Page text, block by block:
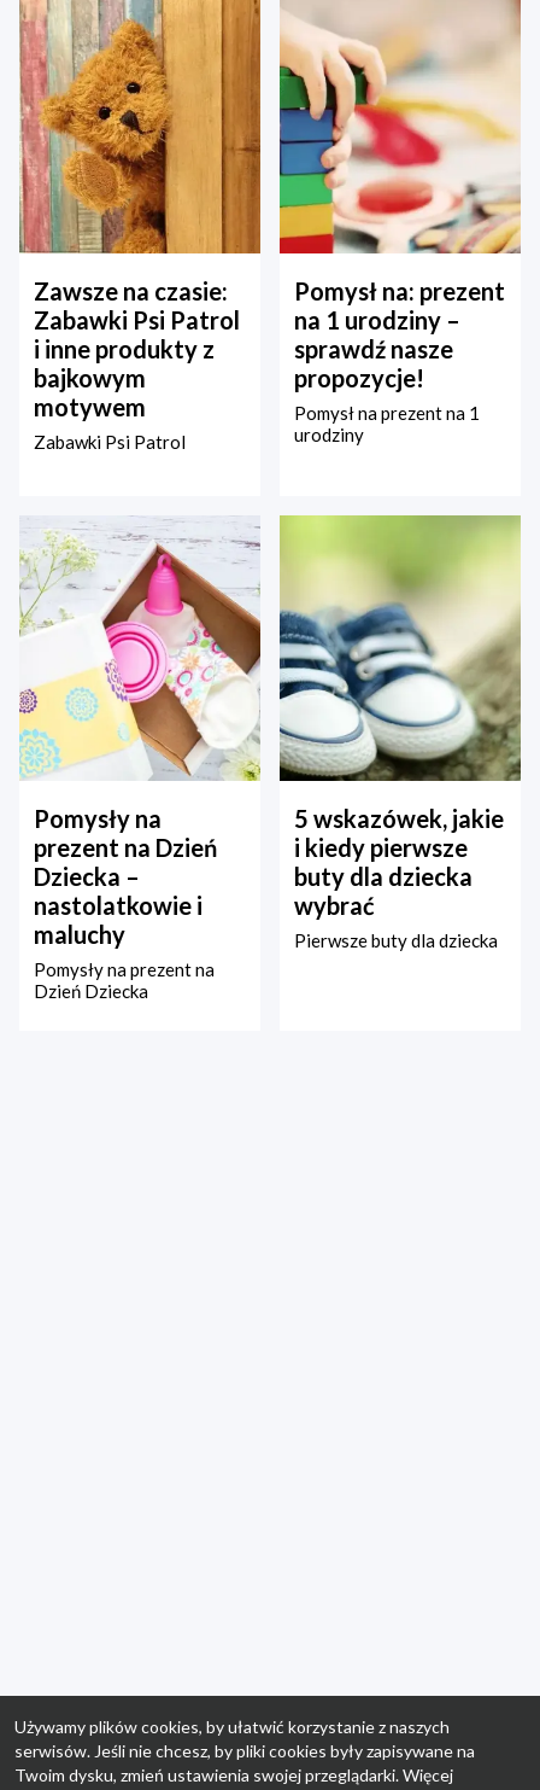
Zawsze na czasie:
Zabawki Psi Patrol
i inne produkty z
bajkowym
motywem
Zabawki Psi Patrol
Pomysł na: prezent
na 1 urodziny –
sprawdź nasze
propozycje!
Pomysł na prezent na 1
urodziny
Pomysły na
prezent na Dzień
Dziecka –
nastolatkowie i
maluchy
Pomysły na prezent na
Dzień Dziecka
5 wskazówek, jakie
i kiedy pierwsze
buty dla dziecka
wybrać
Pierwsze buty dla dziecka
Używamy plików cookies, by ułatwić korzystanie z naszych
serwisów. Jeśli nie chcesz, by pliki cookies były zapisywane na
Twoim dysku, zmień ustawienia swojej przeglądarki. Więcej